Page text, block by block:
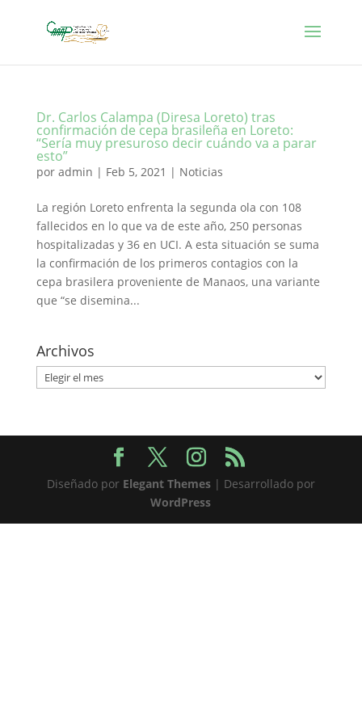
Dr. Carlos Calampa (Diresa Loreto) tras
confirmación de cepa brasileña en Loreto:
“Sería muy presuroso decir cuándo va a parar
esto”
por admin | Feb 5, 2021 | Noticias
La región Loreto enfrenta la segunda ola con 108
fallecidos en lo que va de este año, 250 personas
hospitalizadas y 36 en UCI. A esta situación se suma
la confirmación de los primeros contagios con la
cepa brasilera proveniente de Manaos, una variante
que “se disemina...
Archivos
Archivos
Diseñado por Elegant Themes| Desarrollado por
WordPress